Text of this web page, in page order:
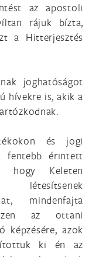
az apostoli
rájuk bízta,
a Hitterjesztés
joghatóságot
hívekre is, akik a
és jogi
fentebb érintett
hogy Keleten
mindenfajta
az ottani
képzésére, azok
ki én az